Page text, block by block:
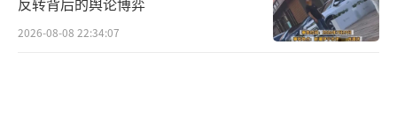
险较高。
2026-08-08 22:34:07